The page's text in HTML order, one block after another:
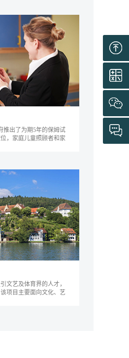
推出了为期5年的保姆试
，家庭儿童照顾者和家
文艺及体育界的人才，
项目主要面向文化、艺